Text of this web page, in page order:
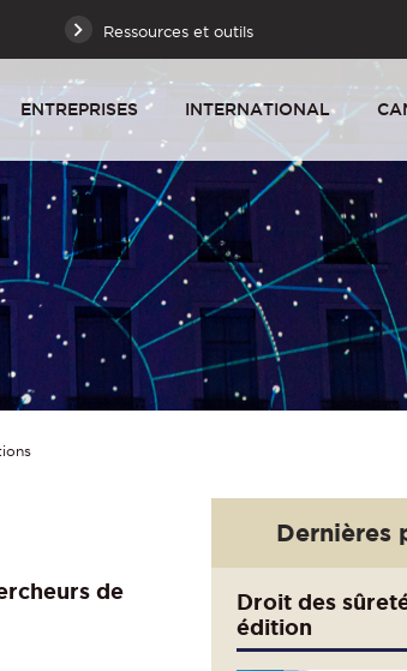
Ressources et outils
ENTREPRISES INTERNATIONAL
de
Dernières
Droit des
édition